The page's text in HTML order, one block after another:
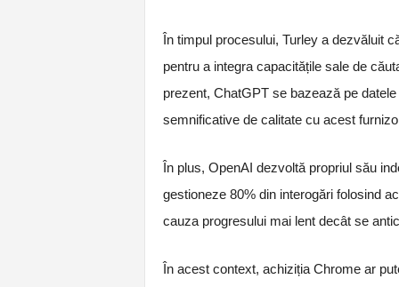
În timpul procesului, Turley a dezvăluit
pentru a integra capacitățile sale de
prezent, ChatGPT se bazează pe
semnificative de calitate cu acest
În plus, OpenAI dezvoltă propriul său
gestioneze 80% din interogări folosind
cauza progresului mai lent decât se
În acest context, achiziția Chrome ar